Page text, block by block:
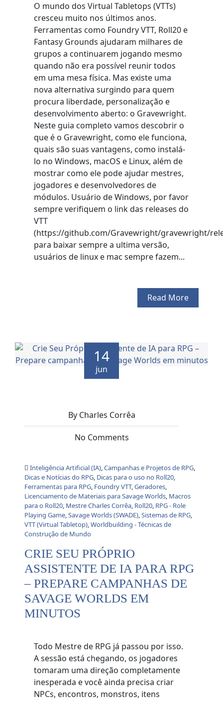
O mundo dos Virtual Tabletops (VTTs)
cresceu muito nos últimos anos.
Ferramentas como Foundry VTT, Roll20 e
Fantasy Grounds ajudaram milhares de
grupos a continuarem jogando mesmo
quando não era possível reunir todos
em uma mesa física. Mas existe uma
nova alternativa surgindo para quem
procura liberdade, personalização e
desenvolvimento aberto: o Gravewright.
Neste guia completo vamos descobrir o
que é o Gravewright, como ele funciona,
quais são suas vantagens, como instalá-
lo no Windows, macOS e Linux, além de
mostrar como ele pode ajudar mestres,
jogadores e desenvolvedores de
módulos. Usuário de Windows, por favor
sempre verifiquem o link das releases do
VTT
(https://github.com/Gravewright/gravewright/
para baixar sempre a ultima versão,
usuários de linux e mac sempre fazem...
Read More
14
jun
By Charles Corrêa
No Comments
Inteligência Artificial (IA),Campanhas e Projetos de RPG,
Dicas e Notícias do RPG, Dicas para o uso no Roll20,
Ferramentas para RPG, Foundry VTT,Geradores,
Licenciamento de Materiais para Savage Worlds, Macros
para o Roll20, Mestre Charles Corrêa, Roll20, RPG - Role
Playing Game,Savage Worlds (SWADE),Sistemas de RPG,
VTT (Virtual Tabletop),Worldbuilding - Técnicas de
Construção de Mundo
CRIE SEU PRÓPRIO
ASSISTENTE DE IA PARA RPG
– PREPARE CAMPANHAS DE
SAVAGE WORLDS EM
MINUTOS
Todo Mestre de RPG já passou por isso.
A sessão está chegando, os jogadores
tomaram uma direção completamente
inesperada e você ainda precisa criar
NPCs, encontros, monstros, itens